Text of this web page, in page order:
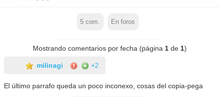
5 com. En foros
Mostrando comentarios por fecha (página 1de 1)
milinagi +2
El último parrafo queda un poco inconexo, cosas del copia-pega